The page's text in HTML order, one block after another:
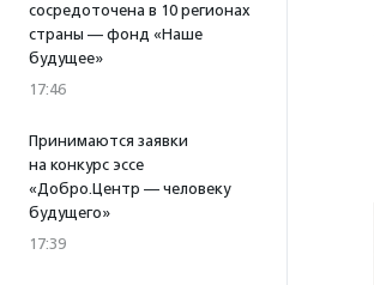
сосредоточена в 10 регионах
страны — фонд «Наше
будущее»
17:46
Принимаются заявки
на конкурс эссе
«Добро.Центр — человеку
будущего»
17:39